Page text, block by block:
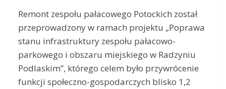
Remont zespołu pałacowego Potockich został
przeprowadzony w ramach projektu „Poprawa
stanu infrastruktury zespołu pałacowo-
parkowego i obszaru miejskiego w Radzyniu
Podlaskim”, którego celem było przywrócenie
funkcji społeczno-gospodarczych blisko 1,2